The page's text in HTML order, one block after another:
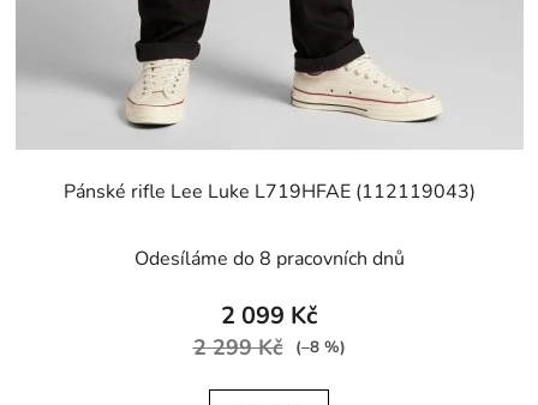
Pánské rifle Lee Luke L719HFAE (112119043)
Odesíláme do 8 pracovních dnů
2 099 Kč
2 299 Kč (–8 %)